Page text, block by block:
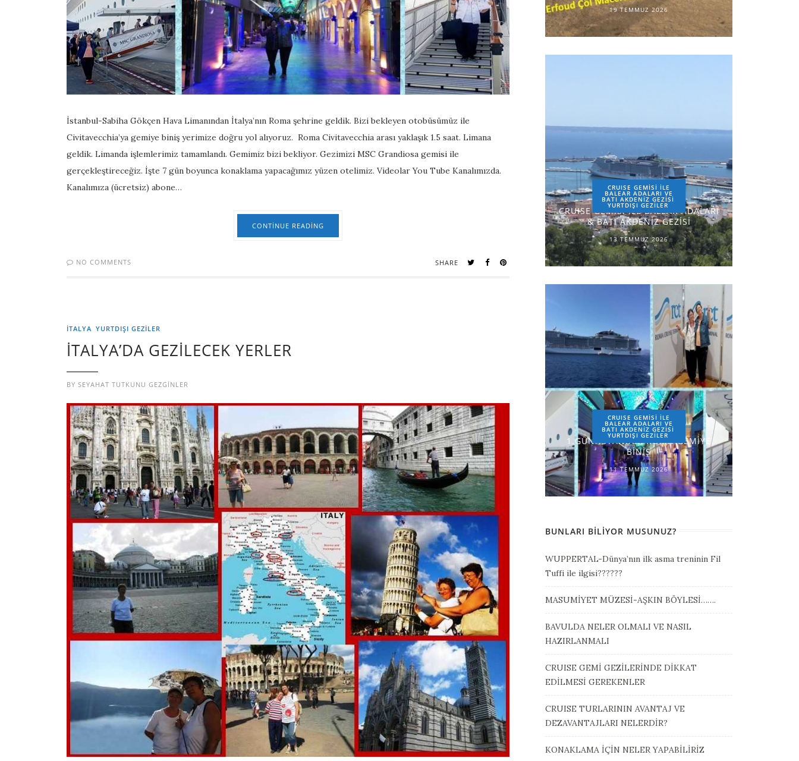
İstanbul-Sabiha Gökçen Hava Limanından İtalya’nın Roma şehrine geldik. Bizi bekleyen otobüsümüz ile
Civitavecchia’ya gemiye biniş yerimize doğru yol alıyoruz. Roma Civitavecchia arası yaklaşık 1.5 saat. Limana
geldik. Limanda işlemlerimiz tamamlandı. Gemimiz bizi bekliyor. Gezimizi MSC Grandiosa gemisi ile
gerçekleştireceğiz. İşte 7 gün boyunca konaklama yapacağımız yüzen otelimiz. Videolar You Tube Kanalımızda.
Kanalımıza (ücretsiz) abone…
CONTINUE READING
NO COMMENTS SHARE
İTALYA YURTDIŞI GEZILER
İTALYA’DA GEZİLECEK YERLER
BY SEYAHAT TUTKUNU GEZGINLER
19 TEMMUZ 2026
CRUISE GEMİSİ İLE
BALEAR ADALARI VE
BATI AKDENİZ GEZİSİ
YURTDIŞI GEZILER
CRUISE GEMİSİ İLE BALEAR ADALARI
& BATI AKDENİZ GEZİSİ
13 TEMMUZ 2026
CRUISE GEMİSİ İLE
BALEAR ADALARI VE
BATI AKDENİZ GEZİSİ
YURTDIŞI GEZILER
1.GÜN-İSTANBUL-ROMA-GEMİYE
BİNİŞ
11 TEMMUZ 2026
BUNLARI BILIYOR MUSUNUZ?
WUPPERTAL-Dünya’nın ilk asma treninin Fil
Tuffi ile ilgisi??????
MASUMİYET MÜZESİ-AŞKIN BÖYLESİ…….
BAVULDA NELER OLMALI VE NASIL
HAZIRLANMALI
CRUISE GEMİ GEZİLERİNDE DİKKAT
EDİLMESİ GEREKENLER
CRUISE TURLARININ AVANTAJ VE
DEZAVANTAJLARI NELERDİR?
KONAKLAMA İÇİN NELER YAPABİLİRİZ